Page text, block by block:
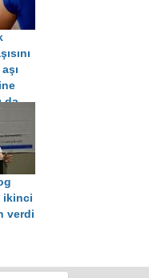
da
ikinci
verdi